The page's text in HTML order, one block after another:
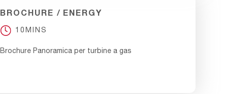
BROCHURE ENERGY
10MINS
Brochure Panoramica per turbine a gas